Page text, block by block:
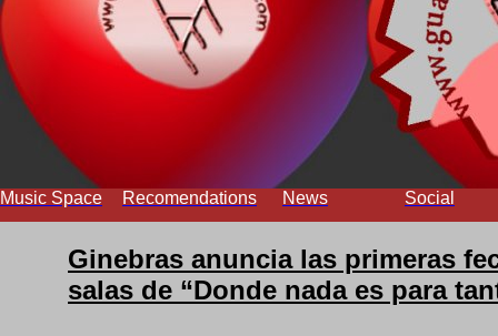
Music Space Recomendations News Social
Ginebras anuncia las primeras
salas de “Donde nada es para